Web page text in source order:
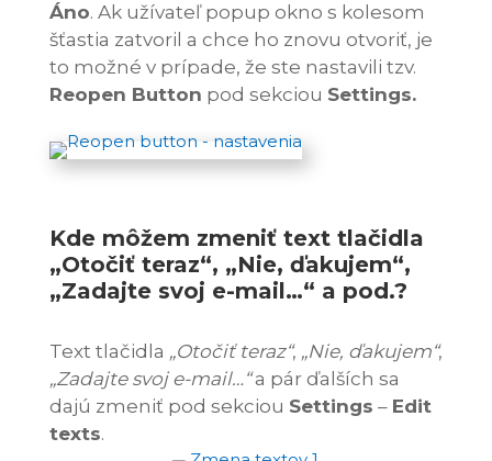
Áno. Ak užívateľ popup okno s kolesom
šťastia zatvoril a chce ho znovu otvoriť, je
to možné v prípade, že ste nastavili tzv.
Reopen Button pod sekciou Settings.
Kde môžem zmeniť text tlačidla
„Otočiť teraz“, „Nie, ďakujem“,
„Zadajte svoj e-mail…“ a pod.?
Text tlačidla „Otočiť teraz“, „Nie, ďakujem“,
„Zadajte svoj e-mail…“a pár ďalších sa
dajú zmeniť pod sekciou Settings – Edit
texts.